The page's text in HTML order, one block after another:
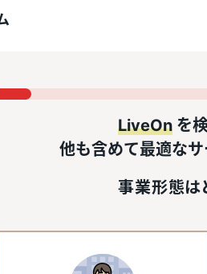
LiveOnを
他も含めて最適なサ
事業形態は